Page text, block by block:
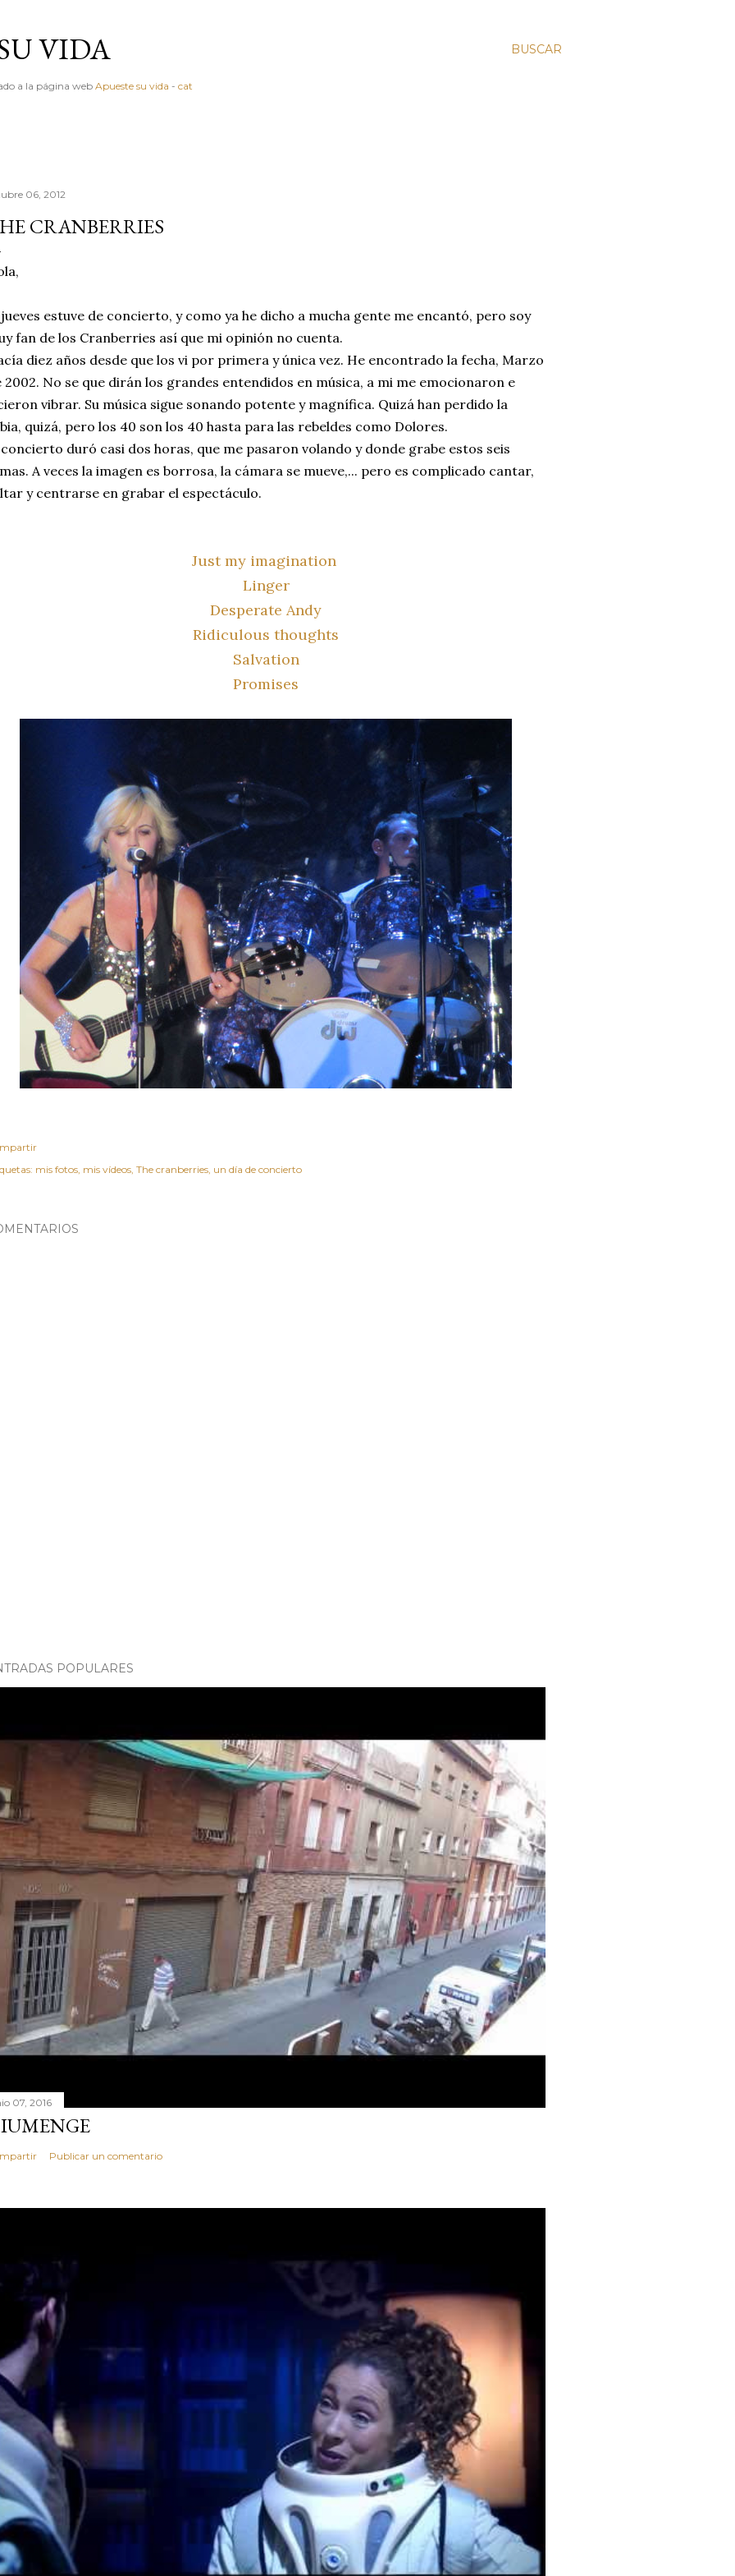
BUSCAR
VIDA
a la página web Apueste su vida - cat
06, 2012
CRANBERRIES
estuve de concierto, y como ya he dicho a mucha gente me encantó, pero soy
fan de los Cranberries así que mi opinión no cuenta.
diez años desde que los vi por primera y única vez. He encontrado la fecha, Marzo
2002. No se que dirán los grandes entendidos en música, a mi me emocionaron e
vibrar. Su música sigue sonando potente y magnífica. Quizá han perdido la
quizá, pero los 40 son los 40 hasta para las rebeldes como Dolores.
duró casi dos horas, que me pasaron volando y donde grabe estos seis
A veces la imagen es borrosa, la cámara se mueve,... pero es complicado cantar,
y centrarse en grabar el espectáculo.
Just my imagination
Linger
Desperate Andy
Ridiculous thoughts
Salvation
Promises
mis fotos mis vídeos The cranberries un día de concierto
POPULARES
07, 2016
Publicar un comentario